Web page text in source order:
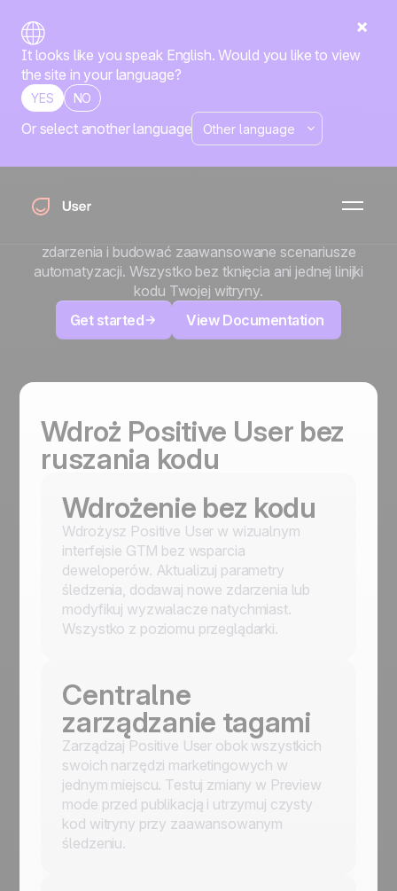
It looks like you speak English. Would you like to view
the site in your language?
YES NO
Or select another language
x
Google Tag Manager
Przestań prosić deweloperów o aktualizację kodów
śledzących. Dzięki Google Tag Manager możesz
zdarzenia i budować zaawansowane scenariusze
automatyzacji. Wszystko bez tknięcia ani jednej linijki
kodu Twojej witryny.
Get started
View Documentation
Wdroż Positive User bez
ruszania kodu
Wdrożenie bez kodu
Wdrożysz Positive User w wizualnym
interfejsie GTM bez wsparcia
deweloperów. Aktualizuj parametry
śledzenia, dodawaj nowe zdarzenia lub
modyfikuj wyzwalacze natychmiast.
Wszystko z poziomu przeglądarki.
Centralne
zarządzanie tagami
Zarządzaj Positive User obok wszystkich
swoich narzędzi marketingowych w
jednym miejscu. Testuj zmiany w Preview
mode przed publikacją i utrzymuj czysty
kod witryny przy zaawansowanym
śledzeniu.